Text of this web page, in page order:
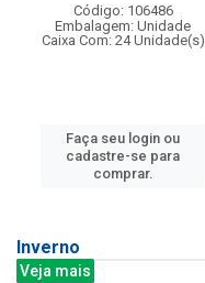
Código: 106486
Embalagem: Unidade
Caixa Com: 24 Unidade(s)
Faça seu login ou
cadastre-se para
comprar.
Inverno
Veja mais